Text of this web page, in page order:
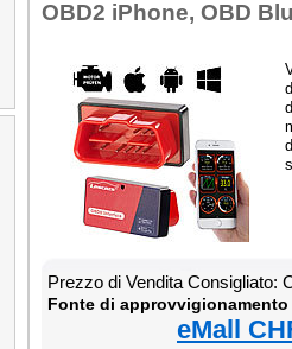
OBD2 iPhone, OBD
Prezzo di Vendita Consigliato:
Fonte di
eMall